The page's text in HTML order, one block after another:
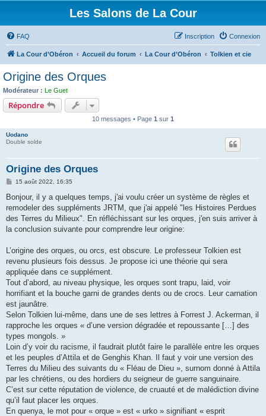
Les Salons de La Cour
FAQ Connexion
Inscription
La Cour d’Obéron Accueil du forum La Cour d’Obéron Tolkien et cie
Origine des Orques
Modérateur : Le Guet
Répondre
10 messages • Page 1 sur 1
Uodano
Double solde
Origine des Orques
M
s
a
g
15 août 2022, 16:35
Bonjour, il y a quelques temps, j'ai voulu créer un système de règles et
remodeler des suppléments JRTM, que j'ai appelé "les Histoires Perdues
des Terres du Milieux". En réfléchissant sur les orques, j'en suis arriver à
la conclusion suivante pour comprendre leur origine:
L’origine des orques, ou orcs, est obscure. Le professeur Tolkien est
revenu plusieurs fois dessus. Je propose ici une théorie qui sera
appliquée dans ce supplément.
Tout d’abord, au niveau physique, les orques sont trapu, laid, voir
horrifiant et la bouche garni de grandes dents ou de crocs. Leur carnation
est jaunâtre.
Selon Tolkien lui-même, dans une de ses lettres à Forrest J. Ackerman, il
rapproche les orques « d’une version dégradée et repoussante […] des
types mongols. »
Loin d’y voir du racisme, il faudrait plutôt faire le parallèle entre les orques
et les peuples d’Attila et de Genghis Khan. Il faut y voir une version des
Terres du Milieu des suivants du « Fléau de Dieu », surnom donné à Attila
par les chrétiens, ou des hordiers du seigneur de guerre sanguinaire.
C’est sur cette réputation de violence, de cruauté et de malédiction divine
qu’il faut placer les orques.
En quenya, le mot pour « orque » est « urko » signifiant « esprit